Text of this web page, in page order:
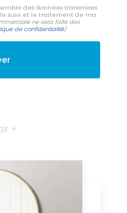
des données transmises
suivi et le traitement de ma
ne sera faite des
de confidentialité)
+